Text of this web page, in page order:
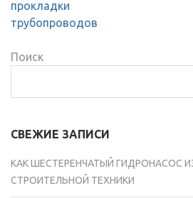
по
записям
прокладки
трубопроводов
Поиск
СВЕЖИЕ ЗАПИСИ
КАК ШЕСТЕРЕНЧАТЫЙ ГИДРОНАСОС
СТРОИТЕЛЬНОЙ ТЕХНИКИ